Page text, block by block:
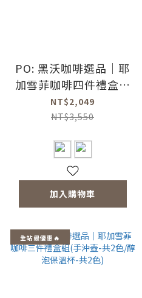
PO: 黑沃咖啡選品｜耶
加雪菲咖啡四件禮盒組
(手沖壺-共2色/玻璃杯
350ml-共4色/咖啡磨
NT$2,049
NT$3,550
加入購物車
全站最優惠🔥